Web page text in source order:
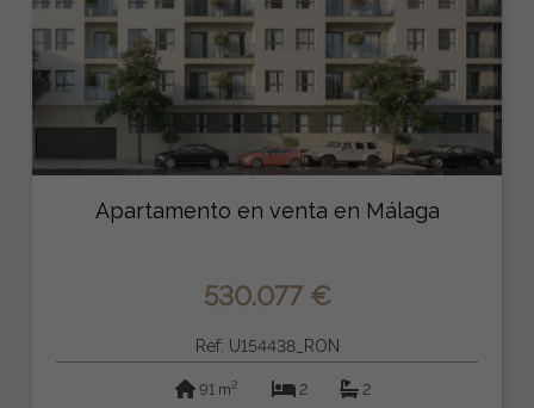
Apartamento en venta en Málaga
530.077 €
Ref: U154438_RON
91 m2 2 2